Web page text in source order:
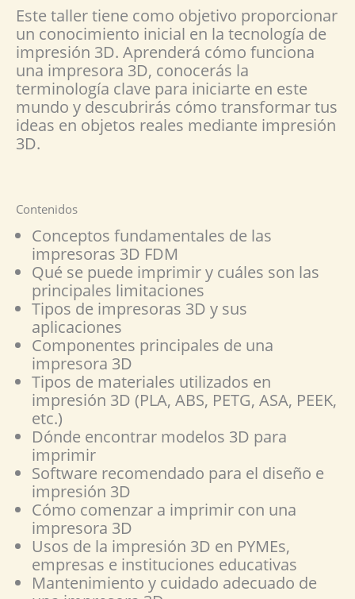
Este taller tiene como objetivo proporcionar
un conocimiento inicial en la tecnología de
impresión 3D. Aprenderá cómo funciona
una impresora 3D, conocerás la
terminología clave para iniciarte en este
mundo y descubrirás cómo transformar tus
ideas en objetos reales mediante impresión
3D.
Contenidos
Conceptos fundamentales de las
impresoras 3D FDM
Qué se puede imprimir y cuáles son las
principales limitaciones
Tipos de impresoras 3D y sus
aplicaciones
Componentes principales de una
impresora 3D
Tipos de materiales utilizados en
impresión 3D (PLA, ABS, PETG, ASA, PEEK,
etc.)
Dónde encontrar modelos 3D para
imprimir
Software recomendado para el diseño e
impresión 3D
Cómo comenzar a imprimir con una
impresora 3D
Usos de la impresión 3D en PYMEs,
empresas e instituciones educativas
Mantenimiento y cuidado adecuado de